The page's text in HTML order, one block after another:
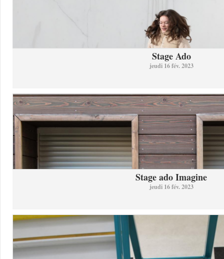
Stage Ado
jeudi 16 fév. 2023
Stage ado Imagine
jeudi 16 fév. 2023